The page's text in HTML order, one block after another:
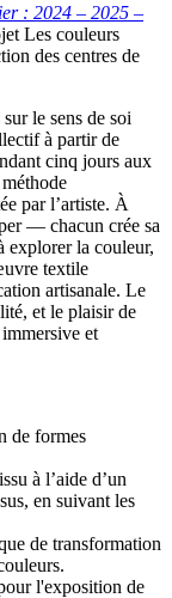
: 2024 – 2025 –
Les couleurs
des centres de
le sens de soi
à partir de
cinq jours aux
par l’artiste. À
— chacun crée sa
explorer la couleur,
textile
artisanale. Le
et le plaisir de
et
de formes
à l’aide d’un
en suivant les
de transformation
l'exposition de